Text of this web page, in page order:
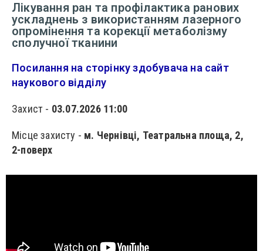
Лікування ран та профілактика ранових
ускладнень з використанням лазерного
опромінення та корекції метаболізму
сполучної тканини
Посилання на сторінку здобувача на сайт
наукового відділу
Захист - 03.07.2026 11:00
Місце захисту - м. Чернівці, Театральна площа, 2,
2-поверх